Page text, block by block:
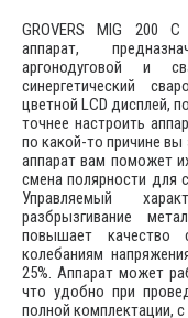
GROVERS MIG 200
аппарат,
аргонодуговой и
синергетический
цветной LCD дисплей,
точнее настроить
по какой-то причине
аппарат вам поможет
смена полярности для
Управляемый
разбрызгивание
повышает качество
колебаниям
25%. Аппарат может
что удобно при
полной комплектации, с